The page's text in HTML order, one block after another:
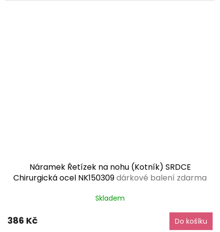
Náramek Řetízek na nohu (Kotník) SRDCE
Chirurgická ocel NK150309dárkové balení zdarma
Skladem
386 Kč Do košíku